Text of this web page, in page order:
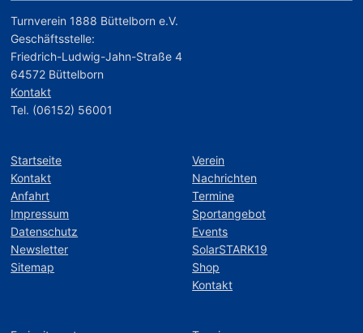
Turnverein 1888 Büttelborn e.V.
Geschäftsstelle:
Friedrich-Ludwig-Jahn-Straße 4
64572 Büttelborn
Kontakt
Tel. (06152) 56001
Startseite
Kontakt
Anfahrt
Impressum
Datenschutz
Newsletter
Sitemap
Verein
Nachrichten
Termine
Sportangebot
Events
SolarSTARK19
Shop
Kontakt